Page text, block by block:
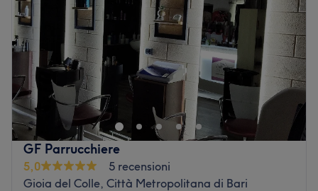
GF Parrucchiere
5,0
5 recensioni
Gioia del Colle, Città Metropolitana di Bari